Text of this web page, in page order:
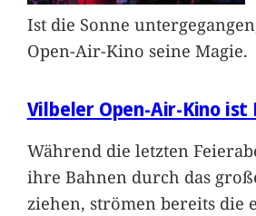
Ist die Sonne
Open-Air-Kino seine Magie.
Vilbeler Open-Air-Kino ist
Während die letzten
ihre Bahnen durch das
ziehen, strömen bereits die